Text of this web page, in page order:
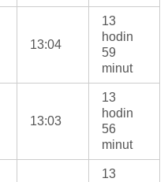
13:04
13
hodin
59
minut
13:03
13
hodin
56
minut
13